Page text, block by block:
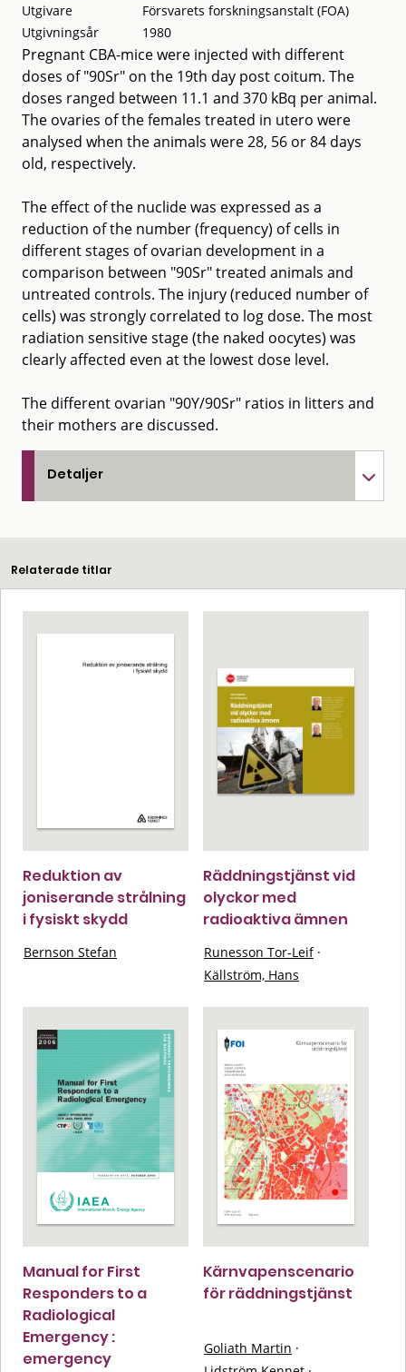
Utgivare
Försvarets forskningsanstalt (FOA)
Utgivningsår
1980
Pregnant CBA-mice were injected with different
doses of "90Sr" on the 19th day post coitum. The
doses ranged between 11.1 and 370 kBq per animal.
The ovaries of the females treated in utero were
analysed when the animals were 28, 56 or 84 days
old, respectively.
The effect of the nuclide was expressed as a
reduction of the number (frequency) of cells in
different stages of ovarian development in a
comparison between "90Sr" treated animals and
untreated controls. The injury (reduced number of
cells) was strongly correlated to log dose. The most
radiation sensitive stage (the naked oocytes) was
clearly affected even at the lowest dose level.
The different ovarian "90Y/90Sr" ratios in litters and
their mothers are discussed.
Detaljer
Relaterade titlar
Reduktion av
joniserande strålning
i fysiskt skydd
Bernson Stefan
Räddningstjänst vid
olyckor med
radioaktiva ämnen
Runesson Tor-Leif ·
Källström, Hans
Manual for First
Responders to a
Radiological
Emergency :
emergency
Kärnvapenscenario
för räddningstjänst
Goliath Martin ·